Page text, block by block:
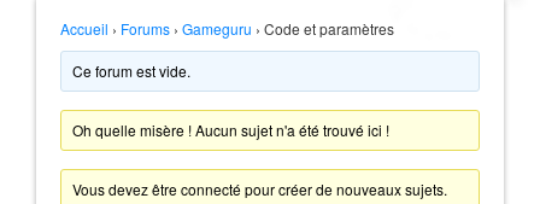
Accueil › Forums › Gameguru › Code et paramètres
Ce forum est vide.
Oh quelle misère ! Aucun sujet n'a été trouvé ici !
Vous devez être connecté pour créer de nouveaux sujets.